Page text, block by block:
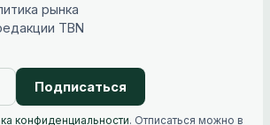
рынка
TBN
Подписаться
конфиденциальности. Отписаться можно в